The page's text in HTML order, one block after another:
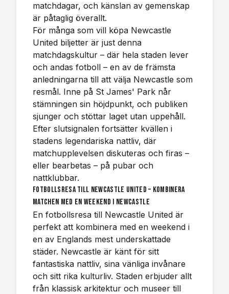
matchdagar, och känslan av gemenskap
är påtaglig överallt.
För många som vill köpa Newcastle
United biljetter är just denna
matchdagskultur – där hela staden lever
och andas fotboll – en av de främsta
anledningarna till att välja Newcastle som
resmål. Inne på St James' Park når
stämningen sin höjdpunkt, och publiken
sjunger och stöttar laget utan uppehåll.
Efter slutsignalen fortsätter kvällen i
stadens legendariska nattliv, där
matchupplevelsen diskuteras och firas –
eller bearbetas – på pubar och
nattklubbar.
Fotbollsresa till Newcastle United – kombinera
matchen med en weekend i Newcastle
En fotbollsresa till Newcastle United är
perfekt att kombinera med en weekend i
en av Englands mest underskattade
städer. Newcastle är känt för sitt
fantastiska nattliv, sina vänliga invånare
och sitt rika kulturliv. Staden erbjuder allt
från klassisk arkitektur och museer till